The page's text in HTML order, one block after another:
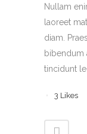
Nullam
laoreet
diam.
bibendum
tincidunt
3 Likes